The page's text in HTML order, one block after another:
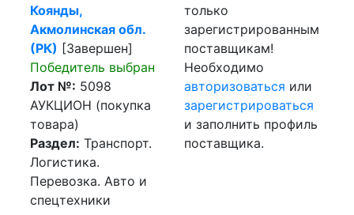
Коянды,
Акмолинская обл.
(РК) [Завершен]
Победитель выбран
Лот №: 5098
АУКЦИОН (покупка
товара)
Раздел: Транспорт.
Логистика.
Перевозка. Авто и
спецтехники
только
зарегистрированным
поставщикам!
Необходимо
авторизоваться или
зарегистрироваться
и заполнить профиль
поставщика.